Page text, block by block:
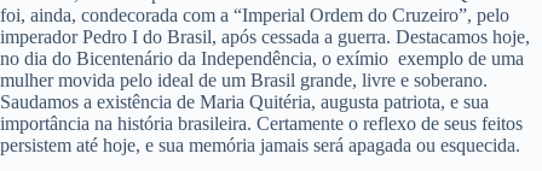
foi, ainda, condecorada com a “Imperial Ordem do Cruzeiro”, pelo
imperador Pedro I do Brasil, após cessada a guerra. Destacamos hoje,
no dia do Bicentenário da Independência, o exímio exemplo de uma
mulher movida pelo ideal de um Brasil grande, livre e soberano.
Saudamos a existência de Maria Quitéria, augusta patriota, e sua
importância na história brasileira. Certamente o reflexo de seus feitos
persistem até hoje, e sua memória jamais será apagada ou esquecida.